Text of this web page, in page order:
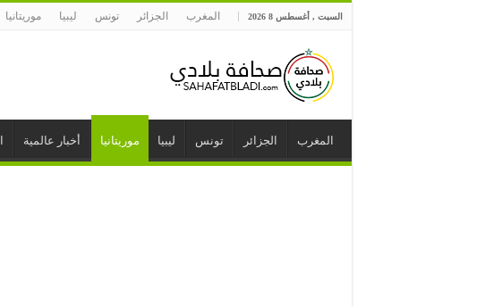
السبت , أغسطس 8 2026 المغرب الجزائر تونس ليبيا موريتانيا
المغرب الجزائر تونس ليبيا موريتانيا أخبار عالمية